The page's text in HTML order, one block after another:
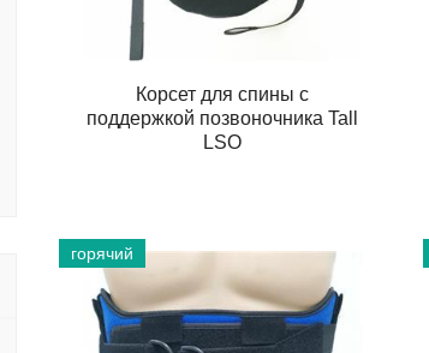
Корсет для спины с
поддержкой позвоночника Tall
LSO
горячий